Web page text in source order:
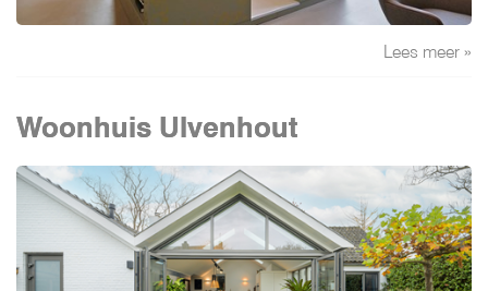
Lees meer »
Woonhuis Ulvenhout